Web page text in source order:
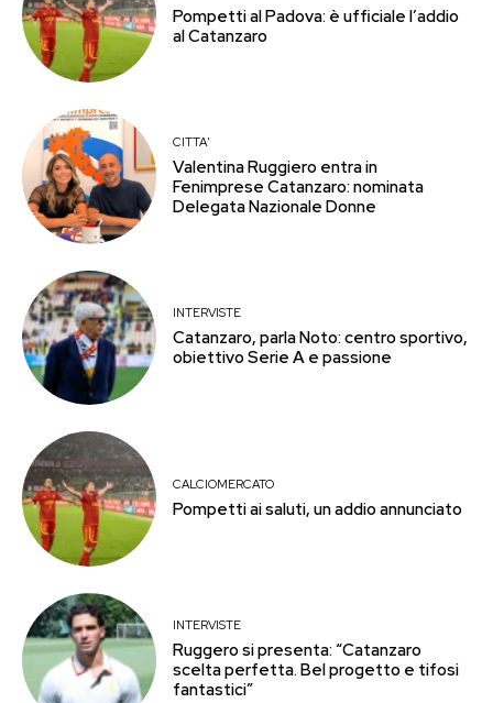
Pompetti al Padova: è ufficiale l’addio
al Catanzaro
CITTA'
Valentina Ruggiero entra in
Fenimprese Catanzaro: nominata
Delegata Nazionale Donne
INTERVISTE
Catanzaro, parla Noto: centro sportivo,
obiettivo Serie A e passione
CALCIOMERCATO
Pompetti ai saluti, un addio annunciato
INTERVISTE
Ruggero si presenta: “Catanzaro
scelta perfetta. Bel progetto e tifosi
fantastici”